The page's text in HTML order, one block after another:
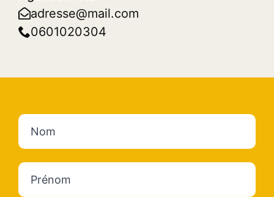
adresse@mail.com
0601020304
Nom
Prénom